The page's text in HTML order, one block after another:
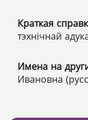
Краткая
тэхнічнай
Имена на
Ивановна